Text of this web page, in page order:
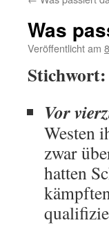
Was
Veröffentlicht am
Vor
Westen
zwar
hatten